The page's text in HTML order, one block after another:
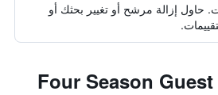
حاول إزالة مرشح أو تغيير بحثك أو
فنادق مشابهة لـ Four Season Guest